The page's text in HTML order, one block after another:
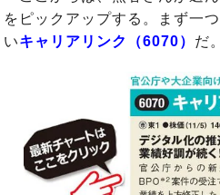
をピックアップする。まず一
いキャリアリンク（6070） だ。